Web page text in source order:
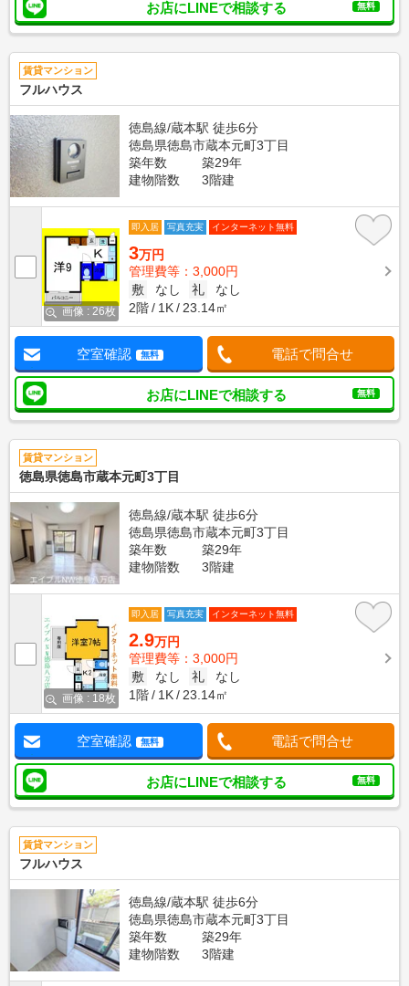
お店にLINEで相談する 無料
賃貸マンション
フルハウス
徳島線/蔵本駅 徒歩6分
徳島県徳島市蔵本元町3丁目
築年数
築29年
建物階数
3階建
画像 : 26枚
即入居 写真充実 インターネット無料
3万円
管理費等：3,000円
敷
なし 礼
なし
2階
1K 23.14㎡
空室確認 無料 電話で問合せ
お店にLINEで相談する 無料
賃貸マンション
徳島県徳島市蔵本元町3丁目
徳島線/蔵本駅 徒歩6分
徳島県徳島市蔵本元町3丁目
築年数
築29年
建物階数
3階建
画像 : 18枚
即入居 写真充実 インターネット無料
2.9万円
管理費等：3,000円
敷
なし 礼
なし
1階
1K 23.14㎡
空室確認 無料 電話で問合せ
お店にLINEで相談する 無料
賃貸マンション
フルハウス
徳島線/蔵本駅 徒歩6分
徳島県徳島市蔵本元町3丁目
築年数
築29年
建物階数
3階建